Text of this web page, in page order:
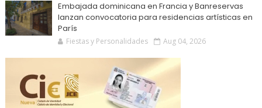
Embajada dominicana en Francia y Banreservas
lanzan convocatoria para residencias artísticas en
París
Fiestas y Personalidades Aug 04, 2026